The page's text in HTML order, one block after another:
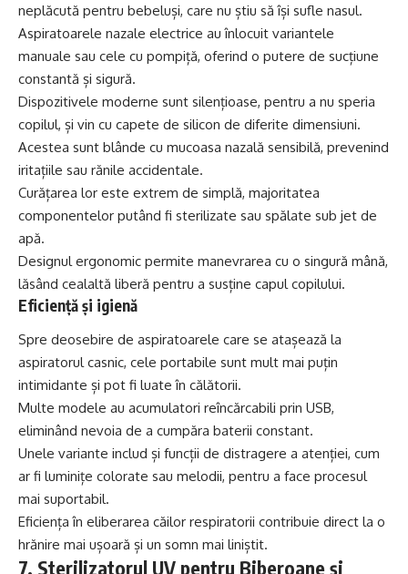
neplăcută pentru bebeluși, care nu știu să își sufle nasul.
Aspiratoarele nazale electrice au înlocuit variantele
manuale sau cele cu pompiță, oferind o putere de sucțiune
constantă și sigură.
Dispozitivele moderne sunt silențioase, pentru a nu speria
copilul, și vin cu capete de silicon de diferite dimensiuni.
Acestea sunt blânde cu mucoasa nazală sensibilă, prevenind
iritațiile sau rănile accidentale.
Curățarea lor este extrem de simplă, majoritatea
componentelor putând fi sterilizate sau spălate sub jet de
apă.
Designul ergonomic permite manevrarea cu o singură mână,
lăsând cealaltă liberă pentru a susține capul copilului.
Eficiență și igienă
Spre deosebire de aspiratoarele care se atașează la
aspiratorul casnic, cele portabile sunt mult mai puțin
intimidante și pot fi luate în călătorii.
Multe modele au acumulatori reîncărcabili prin USB,
eliminând nevoia de a cumpăra baterii constant.
Unele variante includ și funcții de distragere a atenției, cum
ar fi luminițe colorate sau melodii, pentru a face procesul
mai suportabil.
Eficiența în eliberarea căilor respiratorii contribuie direct la o
hrănire mai ușoară și un somn mai liniștit.
7. Sterilizatorul UV pentru Biberoane și